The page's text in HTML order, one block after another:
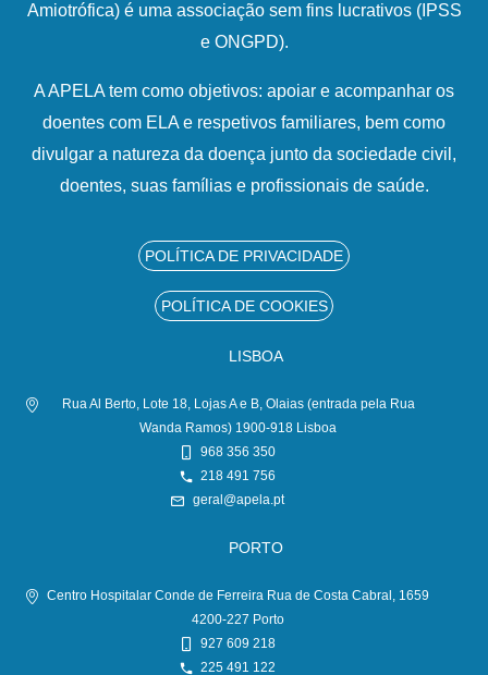
Amiotrófica) é uma associação sem fins lucrativos (IPSS
e ONGPD).
A APELA tem como objetivos: apoiar e acompanhar os
doentes com ELA e respetivos familiares, bem como
divulgar a natureza da doença junto da sociedade civil,
doentes, suas famílias e profissionais de saúde.
POLÍTICA DE PRIVACIDADE
POLÍTICA DE COOKIES
LISBOA
Rua Al Berto, Lote 18, Lojas A e B, Olaias (entrada pela Rua
Wanda Ramos) 1900-918 Lisboa
968 356 350
218 491 756
geral@apela.pt
PORTO
Centro Hospitalar Conde de Ferreira Rua de Costa Cabral, 1659
4200-227 Porto
927 609 218
225 491 122